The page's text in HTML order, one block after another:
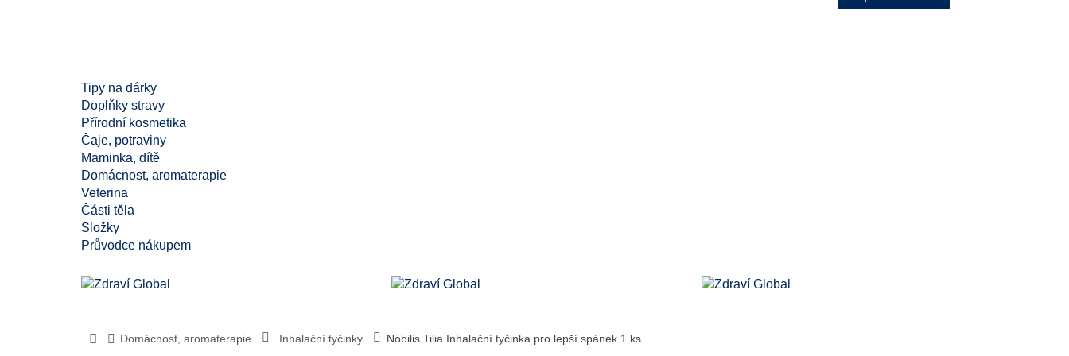
Tipy na dárky
Doplňky stravy
Přírodní kosmetika
Čaje, potraviny
Maminka, dítě
Domácnost, aromaterapie
Veterina
Části těla
Složky
Průvodce nákupem
Domácnost, aromaterapie Inhalační tyčinky Nobilis Tilia Inhalační tyčinka pro lepší spánek 1 ks